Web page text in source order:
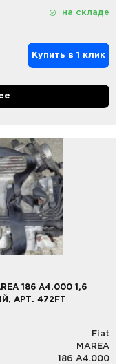
на складе
Купить в 1 клик
186 A4.000 1,6
АРТ. 472FT
Fiat
MAREA
186 A4.000